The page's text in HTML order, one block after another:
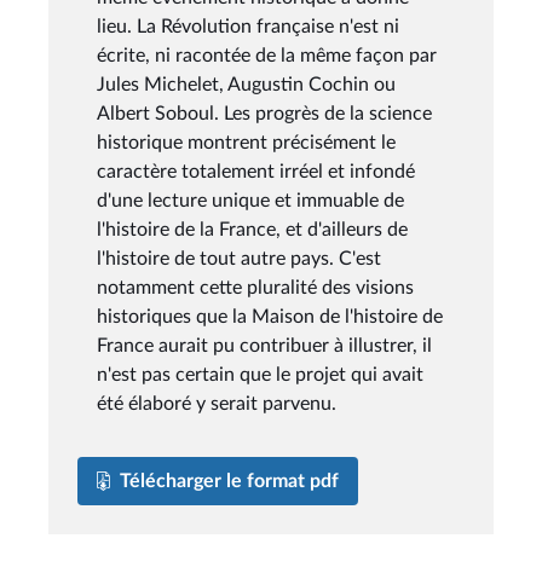
lieu. La Révolution française n'est ni
écrite, ni racontée de la même façon par
Jules Michelet, Augustin Cochin ou
Albert Soboul. Les progrès de la science
historique montrent précisément le
caractère totalement irréel et infondé
d'une lecture unique et immuable de
l'histoire de la France, et d'ailleurs de
l'histoire de tout autre pays. C'est
notamment cette pluralité des visions
historiques que la Maison de l'histoire de
France aurait pu contribuer à illustrer, il
n'est pas certain que le projet qui avait
été élaboré y serait parvenu.
Télécharger le format pdf